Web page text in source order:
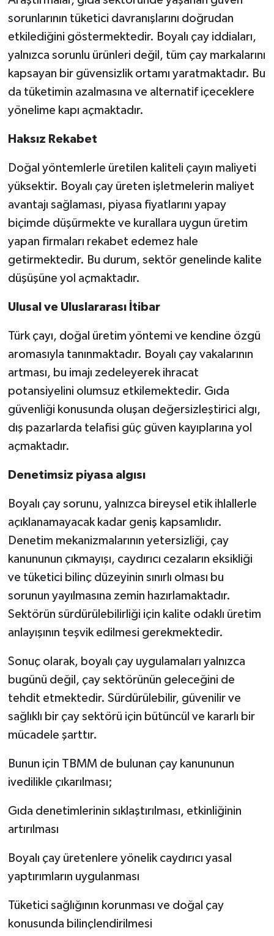
sorunlarının tüketici davranışlarını doğrudan
etkilediğini göstermektedir. Boyalı çay iddiaları,
yalnızca sorunlu ürünleri değil, tüm çay markalarını
kapsayan bir güvensizlik ortamı yaratmaktadır. Bu
da tüketimin azalmasına ve alternatif içeceklere
yönelime kapı açmaktadır.
Haksız Rekabet
Doğal yöntemlerle üretilen kaliteli çayın maliyeti
yüksektir. Boyalı çay üreten işletmelerin maliyet
avantajı sağlaması, piyasa fiyatlarını yapay
biçimde düşürmekte ve kurallara uygun üretim
yapan firmaları rekabet edemez hale
getirmektedir. Bu durum, sektör genelinde kalite
düşüşüne yol açmaktadır.
Ulusal ve Uluslararası İtibar
Türk çayı, doğal üretim yöntemi ve kendine özgü
aromasıyla tanınmaktadır. Boyalı çay vakalarının
artması, bu imajı zedeleyerek ihracat
potansiyelini olumsuz etkilemektedir. Gıda
güvenliği konusunda oluşan değersizleştirici algı,
dış pazarlarda telafisi güç güven kayıplarına yol
açmaktadır.
Denetimsiz piyasa algısı
Boyalı çay sorunu, yalnızca bireysel etik ihlallerle
açıklanamayacak kadar geniş kapsamlıdır.
Denetim mekanizmalarının yetersizliği, çay
kanununun çıkmayışı, caydırıcı cezaların eksikliği
ve tüketici bilinç düzeyinin sınırlı olması bu
sorunun yayılmasına zemin hazırlamaktadır.
Sektörün sürdürülebilirliği için kalite odaklı üretim
anlayışının teşvik edilmesi gerekmektedir.
Sonuç olarak, boyalı çay uygulamaları yalnızca
bugünü değil, çay sektörünün geleceğini de
tehdit etmektedir. Sürdürülebilir, güvenilir ve
sağlıklı bir çay sektörü için bütüncül ve kararlı bir
mücadele şarttır.
Bunun için TBMM de bulunan çay kanununun
ivedilikle çıkarılması;
Gıda denetimlerinin sıklaştırılması, etkinliğinin
artırılması
Boyalı çay üretenlere yönelik caydırıcı yasal
yaptırımların uygulanması
Tüketici sağlığının korunması ve doğal çay
konusunda bilinçlendirilmesi